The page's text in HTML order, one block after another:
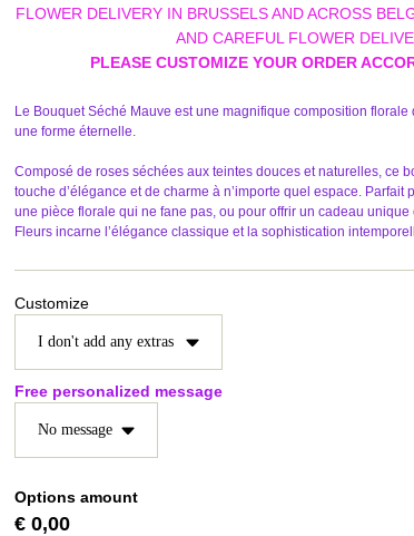
FLOWER DELIVERY IN BRUSSELS AND ACROSS
AND CAREFUL FLOWER
PLEASE CUSTOMIZE YOUR ORDER
Le Bouquet Séché Mauve est une magnifique composition
une forme éternelle.
Composé de roses séchées aux teintes douces et naturelles, ce
touche d’élégance et de charme à n’importe quel espace.
une pièce florale qui ne fane pas, ou pour offrir un cadeau
Fleurs incarne l’élégance classique et la sophistication
Customize
Free personalized message
Options amount
€ 0,00